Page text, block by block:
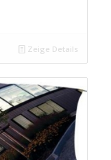
Zeige Details